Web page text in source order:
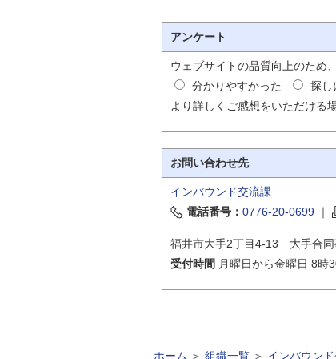
アンケート
ウェブサイトの品質向上のため
分かりやすかった
探し
より詳しくご感想をいただける場
お問い合わせ先
インバウンド交流課
電話番号： 0776-20-0699 ｜
福井市大手2丁目4-13 大手合同
受付時間 月曜日から金曜日 8時
ホーム ＞ 組織一覧 ＞ インバウン